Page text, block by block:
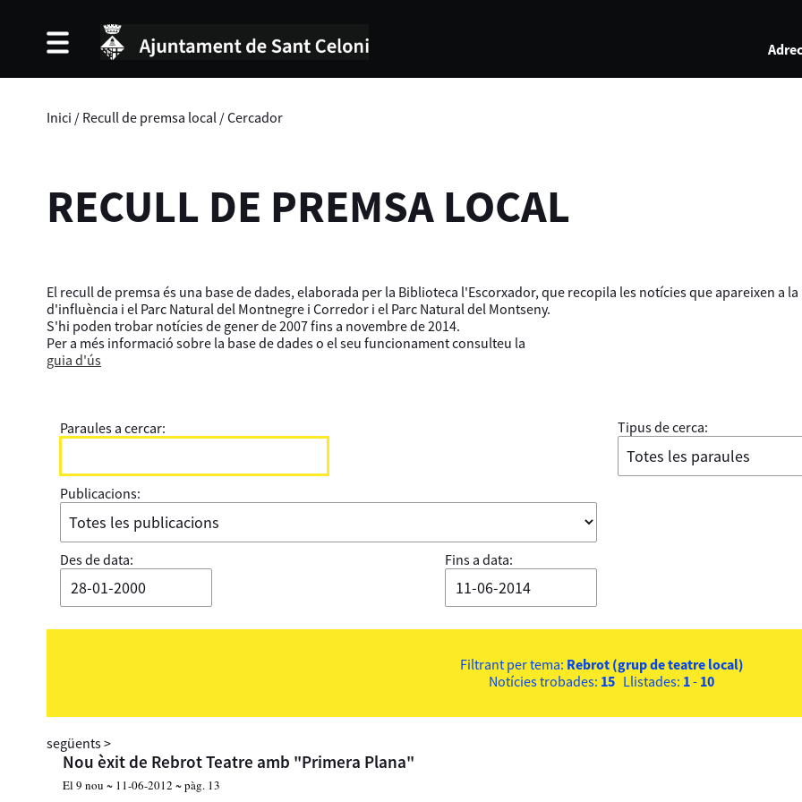
Inici / Recull de premsa local /Cercador
RECULL DE PREMSA LOCAL
El recull de premsa és una base de dades, elaborada per la Biblioteca l'Escorxador, que recopila les notícies que apareixen a
d'influència i el Parc Natural del Montnegre i Corredor i el Parc Natural del Montseny.
S'hi poden trobar notícies de gener de 2007 fins a novembre de 2014.
Per a més informació sobre la base de dades o el seu funcionament consulteu la
guia d'ús
Paraules a cercar: Tipus de cerca:
Publicacions:
Des de data:
Fins a data:
Filtrant per tema: Rebrot (grup de teatre local)
Notícies trobades: 15 Llistades: 1- 10
següents>
Nou èxit de Rebrot Teatre amb "Primera Plana"
El 9 nou ~ 11-06-2012 ~ pàg. 13